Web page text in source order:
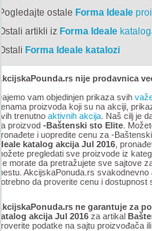
ostale Forma Ideale
artikli iz Forma Ideale
Forma Ideale katalozi
nije prodavnica
vam objedinjen prikaza svih
proizvoda koji su na akciji,
trenutno aktivnih akcija. Naš cilj je
proizvod -Baštenski sto Elite.
i uopredite cenu za -
katalog akcija Jul 2016,
pregledati sve proizvode iz
morate da pretražujete sve sajtove
AkcijskaPonuda.rs svakodnevno
da proverite cenu i dostupnost
ne garantuje za
akcija Jul 2016za artikal
podatke na sajtu proizvođača